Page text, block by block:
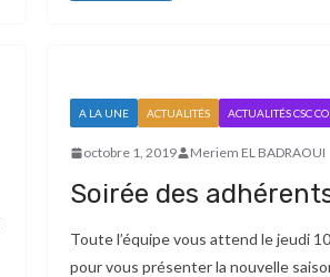
A LA UNE ACTUALITÉS ACTUALITÉS CSC
octobre 1, 2019 Meriem EL BADRAOUI
Soirée des
Toute l’équipe vous attend le jeudi
pour vous présenter la nouvelle